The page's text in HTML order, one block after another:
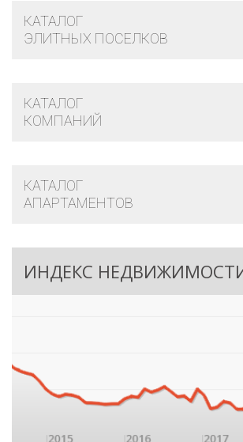
КАТАЛОГ
ЭЛИТНЫХ ПОСЕЛКОВ
КАТАЛОГ
КОМПАНИЙ
КАТАЛОГ
АПАРТАМЕНТОВ
ИНДЕКС